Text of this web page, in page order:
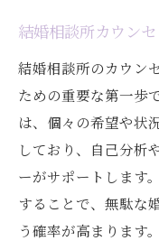
結婚相談所カウン
結婚相談所のカウン
ための重要な第一歩
は、個々の希望や状
しており、自己分析
ーがサポートします
することで、無駄な
う確率が高まります。